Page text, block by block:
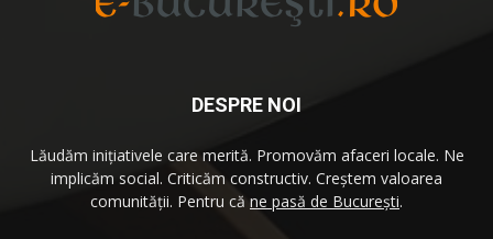
DESPRE NOI
Lăudăm iniţiativele care merită. Promovăm afaceri locale. Ne
implicăm social. Criticăm constructiv. Creştem valoarea
comunităţii. Pentru că ne pasă de București.